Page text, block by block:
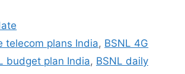
telecom plans India, BSNL 4G
budget plan India, BSNL daily